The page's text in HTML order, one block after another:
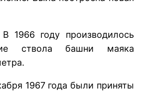
производилось
ствола башни маяка
1967 года были приняты